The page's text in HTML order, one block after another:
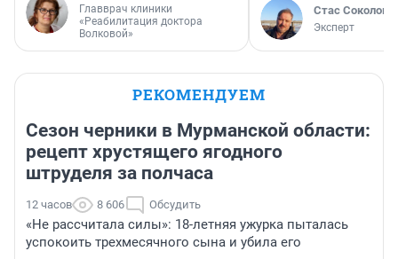
Главврач клиники
«Реабилитация доктора
Волковой»
Стас Соколов
Эксперт
РЕКОМЕНДУЕМ
Сезон черники в Мурманской области:
рецепт хрустящего ягодного
штруделя за полчаса
12 часов 8 606 Обсудить
«Не рассчитала силы»: 18-летняя ужурка пыталась
успокоить трехмесячного сына и убила его